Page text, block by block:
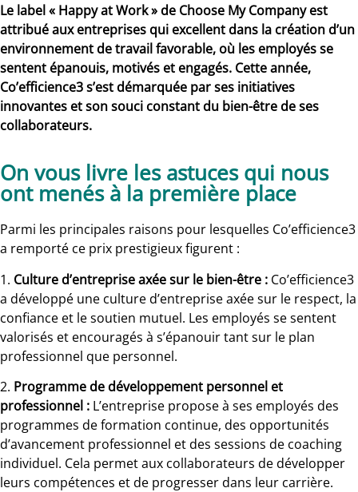
Le label « Happy at Work » de Choose My Company est
attribué aux entreprises qui excellent dans la création d’un
environnement de travail favorable, où les employés se
sentent épanouis, motivés et engagés. Cette année,
Co’efficience3 s’est démarquée par ses initiatives
innovantes et son souci constant du bien-être de ses
collaborateurs.
On vous livre les astuces qui nous
ont menés à la première place
Parmi les principales raisons pour lesquelles Co’efficience3
a remporté ce prix prestigieux figurent :
1. Culture d’entreprise axée sur le bien-être : Co’efficience3
a développé une culture d’entreprise axée sur le respect, la
confiance et le soutien mutuel. Les employés se sentent
valorisés et encouragés à s’épanouir tant sur le plan
professionnel que personnel.
2. Programme de développement personnel et
professionnel : L’entreprise propose à ses employés des
programmes de formation continue, des opportunités
d’avancement professionnel et des sessions de coaching
individuel. Cela permet aux collaborateurs de développer
leurs compétences et de progresser dans leur carrière.